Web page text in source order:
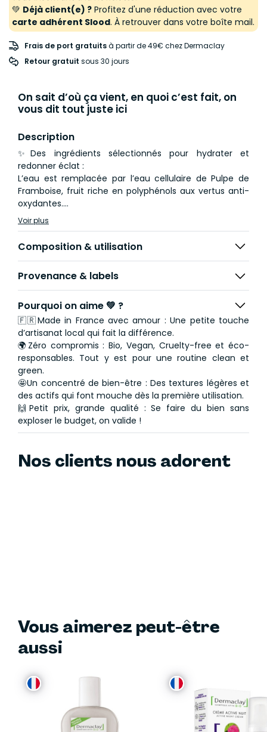
💚 Déjà client(e) ? Profitez d'une réduction avec votre
carte adhérent Slood. À retrouver dans votre boîte mail.
Frais de port gratuitsà partir de 49€ chez Dermaclay
Retour gratuit sous 30 jours
On sait d’où ça vient, en quoi c’est fait, on
vous dit tout juste ici
Description
✨Des ingrédients sélectionnés pour hydrater et
redonner éclat :
L’eau est remplacée par l’eau cellulaire de Pulpe de
Framboise, fruit riche en polyphénols aux vertus anti-
oxydantes.
Extrait de Grenade, action protectrice et anti-
oxydante.
Vigne rouge et Myrtille : pour leurs vitamines(E, B3 et
C), leurs anti-oxydants et oligoéléments.
mine.
RÉSULTAT : Le visage est lissé et le teint est lumineux,
pour une peau rayonnante de santé.
Voir plus
Composition & utilisation
Provenance & labels
Pourquoi on aime 💚 ?
🇫🇷Made in France avec amour : Une petite touche
d’artisanat local qui fait la différence.
🌍Zéro compromis : Bio, Vegan, Cruelty-free et éco-
responsables. Tout y est pour une routine clean et
green.
🤩Un concentré de bien-être : Des textures légères et
des actifs qui font mouche dès la première utilisation.
🙌Petit prix, grande qualité : Se faire du bien sans
exploser le budget, on valide !
Nos clients nous adorent
Vous aimerez peut-être
aussi